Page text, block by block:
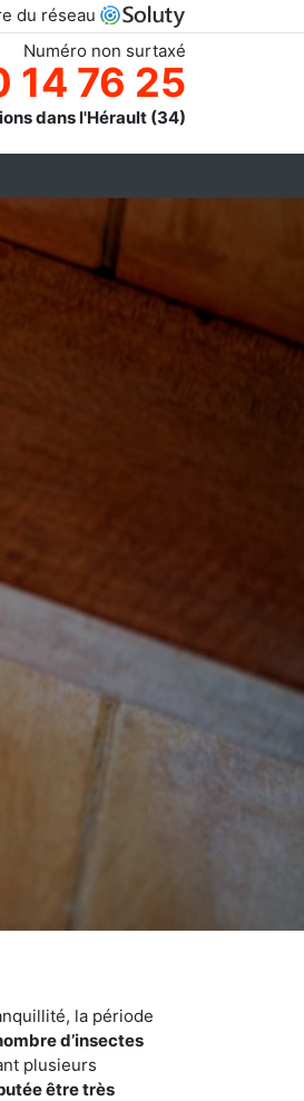
du réseau
Numéro non surtaxé
14 76 25
dans l'Hérault (34)
la période
d’insectes
plusieurs
être très